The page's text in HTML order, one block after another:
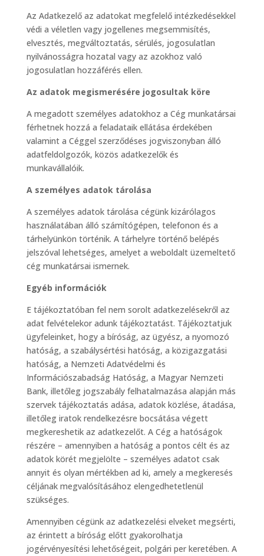
Az Adatkezelő az adatokat megfelelő intézkedésekkel
védi a véletlen vagy jogellenes megsemmisítés,
elvesztés, megváltoztatás, sérülés, jogosulatlan
nyilvánosságra hozatal vagy az azokhoz való
jogosulatlan hozzáférés ellen.
Az adatok megismerésére jogosultak köre
A megadott személyes adatokhoz a Cég munkatársai
férhetnek hozzá a feladataik ellátása érdekében
valamint a Céggel szerződéses jogviszonyban álló
adatfeldolgozók, közös adatkezelők és
munkavállalóik.
A személyes adatok tárolása
A személyes adatok tárolása cégünk kizárólagos
használatában álló számítógépen, telefonon és a
tárhelyünkön történik. A tárhelyre történő belépés
jelszóval lehetséges, amelyet a weboldalt üzemeltető
cég munkatársai ismernek.
Egyéb információk
E tájékoztatóban fel nem sorolt adatkezelésekről az
adat felvételekor adunk tájékoztatást. Tájékoztatjuk
ügyfeleinket, hogy a bíróság, az ügyész, a nyomozó
hatóság, a szabálysértési hatóság, a közigazgatási
hatóság, a Nemzeti Adatvédelmi és
Információszabadság Hatóság, a Magyar Nemzeti
Bank, illetőleg jogszabály felhatalmazása alapján más
szervek tájékoztatás adása, adatok közlése, átadása,
illetőleg iratok rendelkezésre bocsátása végett
megkereshetik az adatkezelőt. A Cég a hatóságok
részére – amennyiben a hatóság a pontos célt és az
adatok körét megjelölte – személyes adatot csak
annyit és olyan mértékben ad ki, amely a megkeresés
céljának megvalósításához elengedhetetlenül
szükséges.
Amennyiben cégünk az adatkezelési elveket megsérti,
az érintett a bíróság előtt gyakorolhatja
jogérvényesítési lehetőségeit, polgári per keretében. A